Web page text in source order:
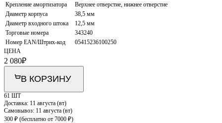
Крепление амортизатора
Верхнее отверстие, нижнее отверстие
Диаметр корпуса
38,5 мм
Диаметр входного штока
12,5 мм
Торговые номера
343240
Номер EAN/Штрих-код
05415236100250
ЦЕНА
2 080₽
В КОРЗИНУ
61 ШТ
Доставка: 11 августа (вт)
Самовывоз: 11 августа (вт)
300 ₽ (бесплатно от 7000 ₽)